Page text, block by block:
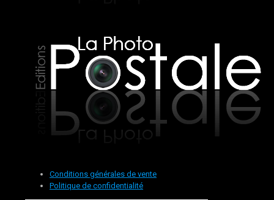
Conditions générales de vente
Politique de confidentialité